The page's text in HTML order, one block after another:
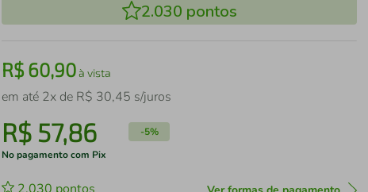
2.030 pontos
R$60,90à vista
em até 2x de R$ 30,45 s/juros
R$ 57,86 -5%
No pagamento com Pix